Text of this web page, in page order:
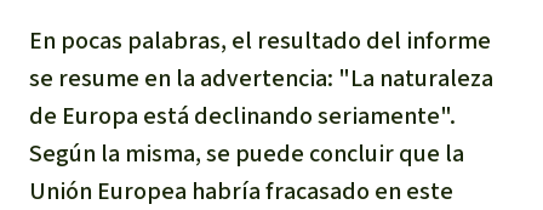
En pocas palabras, el resultado del informe
se resume en la advertencia: "La naturaleza
de Europa está declinando seriamente".
Según la misma, se puede concluir que la
Unión Europea habría fracasado en este